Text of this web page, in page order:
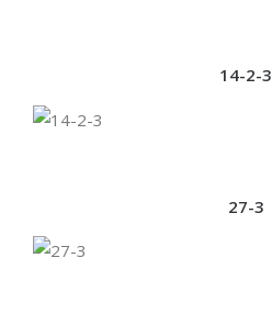
14-2-3
27-3